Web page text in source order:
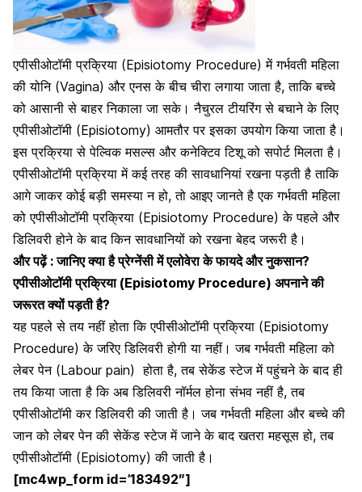
एपीसीओटॉमी प्रक्रिया (Episiotomy Procedure) में गर्भवती महिला
की योनि (Vagina) और एनस के बीच चीरा लगाया जाता है, ताकि बच्चे
को आसानी से बाहर निकाला जा सके। नैचुरल टीयरिंग से बचाने के लिए
एपीसीओटॉमी (Episiotomy) आमतौर पर इसका उपयोग किया जाता है।
इस प्रक्रिया से पेल्विक मसल्स और कनेक्टिव टिशू को सपोर्ट मिलता है।
एपीसीओटॉमी प्रक्रिया में कई तरह की सावधानियां रखना पड़ती है ताकि
आगे जाकर कोई बड़ी समस्या न हो, तो आइए जानते है एक गर्भवती महिला
को एपीसीओटॉमी प्रक्रिया (Episiotomy Procedure) के पहले और
डिलिवरी होने के बाद किन सावधानियों को रखना बेहद जरूरी है।
और पढ़ें :जानिए क्या है प्रेग्नेंसी में एलोवेरा के फायदे और नुकसान?
एपीसीओटॉमी प्रक्रिया (Episiotomy Procedure) अपनाने की
जरूरत क्यों पड़ती है?
यह पहले से तय नहीं होता कि एपीसीओटॉमी प्रक्रिया (Episiotomy
Procedure) के जरिए डिलिवरी होगी या नहीं। जब गर्भवती महिला को
लेबर पेन (Labour pain) होता है, तब सेकेंड स्टेज में पहुंचने के बाद ही
तय किया जाता है कि अबडिलिवरी नॉर्मल होना संभव नहीं है, तब
एपीसीओटॉमी कर डिलिवरी की जाती है। जब गर्भवती महिला और बच्चे की
जान को लेबर पेन की सेकेंड स्टेज में जाने के बाद खतरा महसूस हो, तब
एपीसीओटॉमी (Episiotomy) की जाती है।
[mc4wp_form id=’183492″]